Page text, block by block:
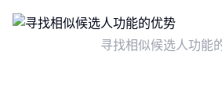
寻找相似候选人功能